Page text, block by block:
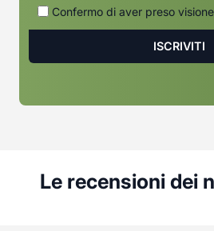
Confermo di aver preso
Le recensioni dei